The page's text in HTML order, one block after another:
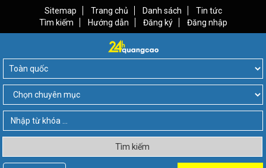
Sitemap Trang chủ Danh sách
Tin tức
Tìm kiếm
Hướng dẫn Đăng ký Đăng nhập
Tìm kiếm